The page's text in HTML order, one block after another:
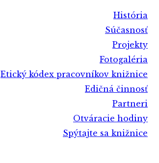
História
Súčasnosť
Projekty
Fotogaléria
Etický kódex pracovníkov knižnice
Edičná činnosť
Partneri
Otváracie hodiny
Spýtajte sa knižnice